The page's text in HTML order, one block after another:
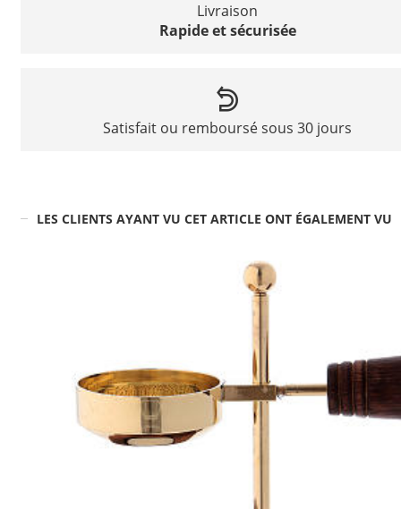
Livraison
Rapide et sécurisée
Satisfait ou remboursé sous 30 jours
LES CLIENTS AYANT VU CET ARTICLE ONT ÉGALEMENT VU